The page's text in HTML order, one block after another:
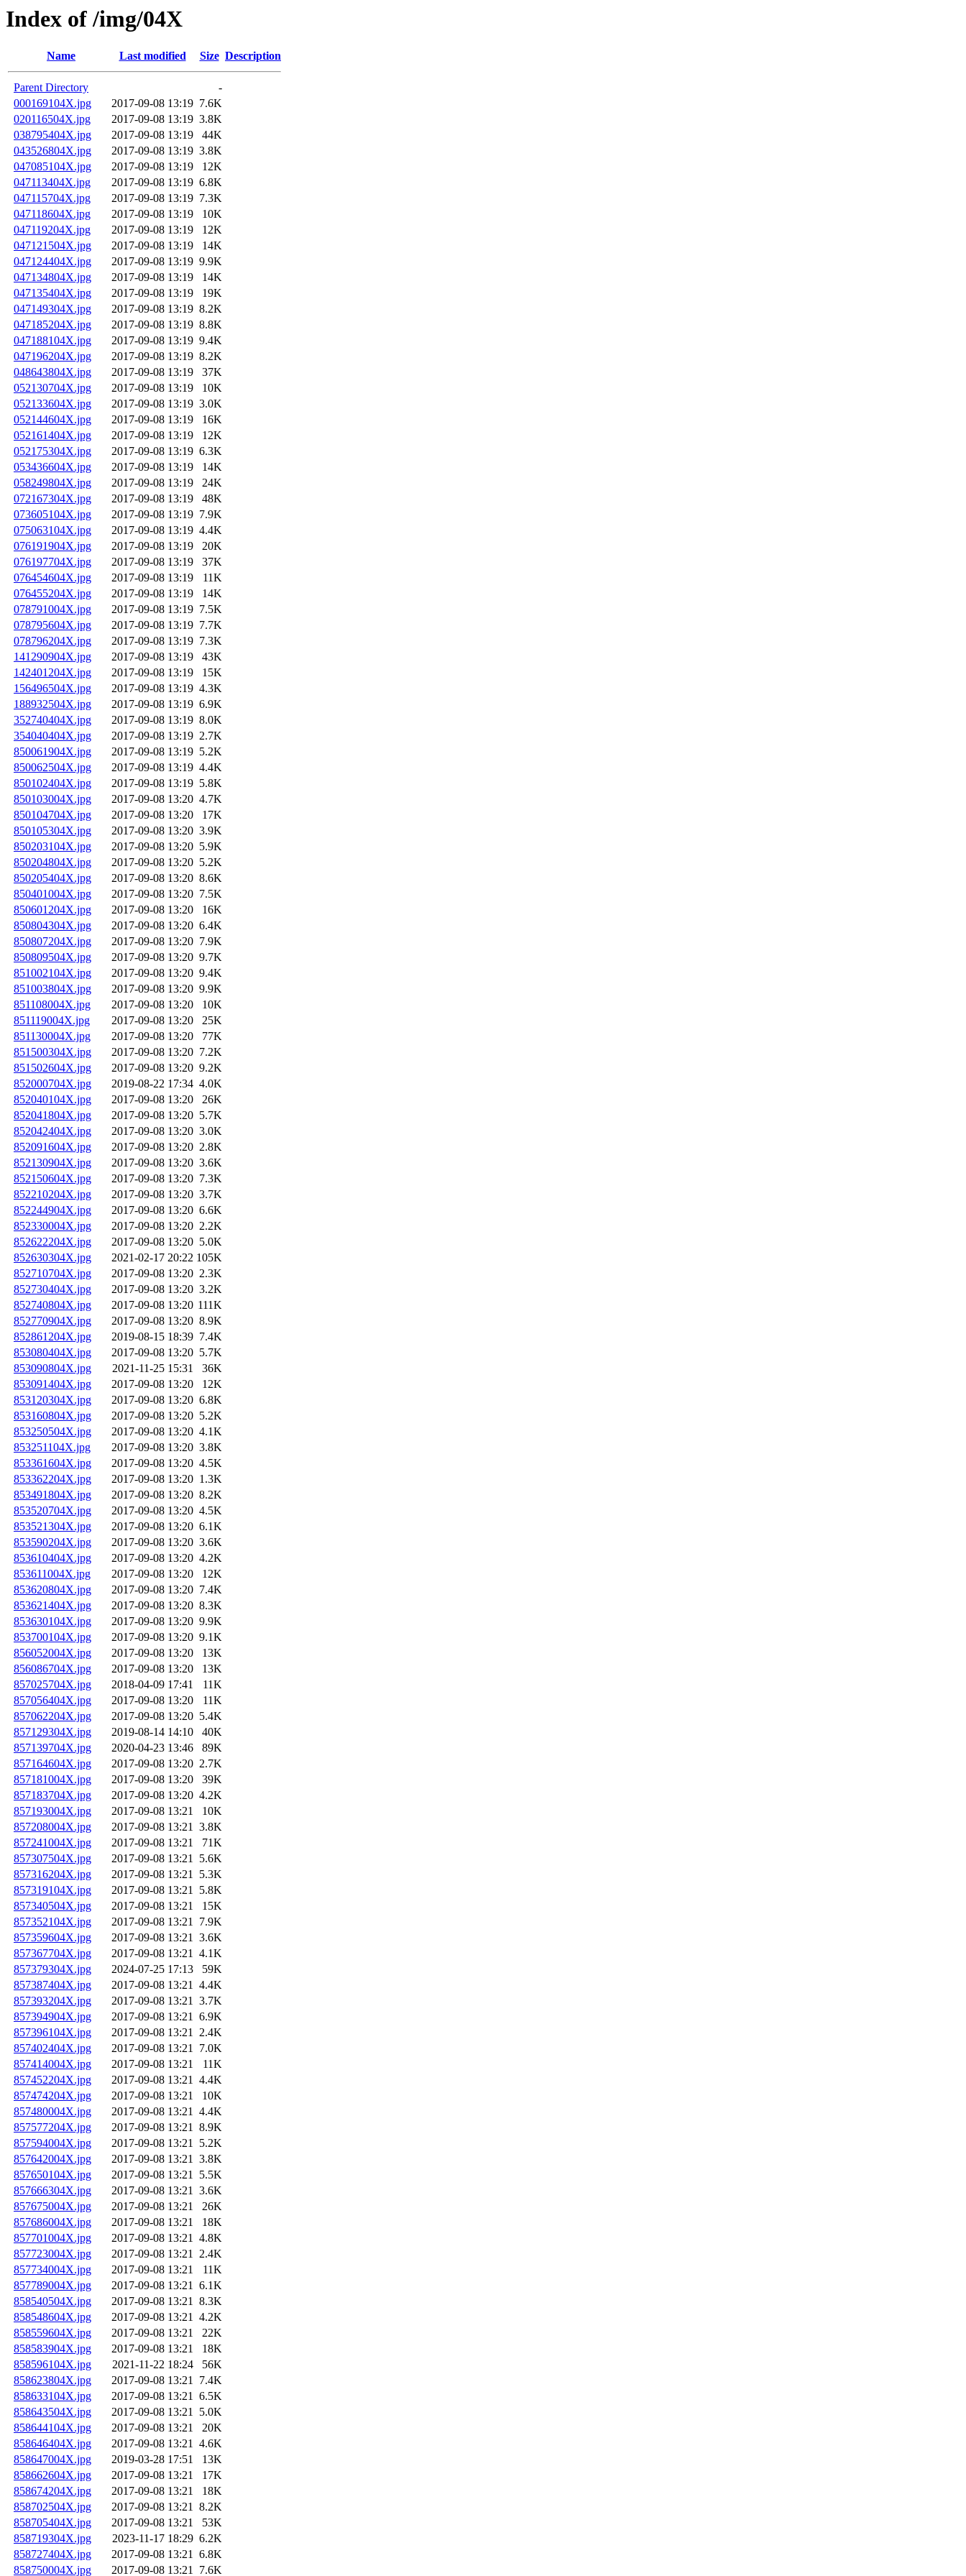
Index of /img/04X
Name Last modified Size Description
Parent Directory
-
000169104X.jpg
2017-09-08 13:19 7.6K
020116504X.jpg
2017-09-08 13:19 3.8K
038795404X.jpg
2017-09-08 13:19
44K
043526804X.jpg
2017-09-08 13:19 3.8K
047085104X.jpg
2017-09-08 13:19
12K
047113404X.jpg
2017-09-08 13:19 6.8K
047115704X.jpg
2017-09-08 13:19 7.3K
047118604X.jpg
2017-09-08 13:19
10K
047119204X.jpg
2017-09-08 13:19
12K
047121504X.jpg
2017-09-08 13:19
14K
047124404X.jpg
2017-09-08 13:19 9.9K
047134804X.jpg
2017-09-08 13:19
14K
047135404X.jpg
2017-09-08 13:19
19K
047149304X.jpg
2017-09-08 13:19 8.2K
047185204X.jpg
2017-09-08 13:19 8.8K
047188104X.jpg
2017-09-08 13:19 9.4K
047196204X.jpg
2017-09-08 13:19 8.2K
048643804X.jpg
2017-09-08 13:19
37K
052130704X.jpg
2017-09-08 13:19
10K
052133604X.jpg
2017-09-08 13:19 3.0K
052144604X.jpg
2017-09-08 13:19
16K
052161404X.jpg
2017-09-08 13:19
12K
052175304X.jpg
2017-09-08 13:19 6.3K
053436604X.jpg
2017-09-08 13:19
14K
058249804X.jpg
2017-09-08 13:19
24K
072167304X.jpg
2017-09-08 13:19
48K
073605104X.jpg
2017-09-08 13:19 7.9K
075063104X.jpg
2017-09-08 13:19 4.4K
076191904X.jpg
2017-09-08 13:19
20K
076197704X.jpg
2017-09-08 13:19
37K
076454604X.jpg
2017-09-08 13:19
11K
076455204X.jpg
2017-09-08 13:19
14K
078791004X.jpg
2017-09-08 13:19 7.5K
078795604X.jpg
2017-09-08 13:19 7.7K
078796204X.jpg
2017-09-08 13:19 7.3K
141290904X.jpg
2017-09-08 13:19
43K
142401204X.jpg
2017-09-08 13:19
15K
156496504X.jpg
2017-09-08 13:19 4.3K
188932504X.jpg
2017-09-08 13:19 6.9K
352740404X.jpg
2017-09-08 13:19 8.0K
354040404X.jpg
2017-09-08 13:19 2.7K
850061904X.jpg
2017-09-08 13:19 5.2K
850062504X.jpg
2017-09-08 13:19 4.4K
850102404X.jpg
2017-09-08 13:19 5.8K
850103004X.jpg
2017-09-08 13:20 4.7K
850104704X.jpg
2017-09-08 13:20
17K
850105304X.jpg
2017-09-08 13:20 3.9K
850203104X.jpg
2017-09-08 13:20 5.9K
850204804X.jpg
2017-09-08 13:20 5.2K
850205404X.jpg
2017-09-08 13:20 8.6K
850401004X.jpg
2017-09-08 13:20 7.5K
850601204X.jpg
2017-09-08 13:20
16K
850804304X.jpg
2017-09-08 13:20 6.4K
850807204X.jpg
2017-09-08 13:20 7.9K
850809504X.jpg
2017-09-08 13:20 9.7K
851002104X.jpg
2017-09-08 13:20 9.4K
851003804X.jpg
2017-09-08 13:20 9.9K
851108004X.jpg
2017-09-08 13:20
10K
851119004X.jpg
2017-09-08 13:20
25K
851130004X.jpg
2017-09-08 13:20
77K
851500304X.jpg
2017-09-08 13:20 7.2K
851502604X.jpg
2017-09-08 13:20 9.2K
852000704X.jpg
2019-08-22 17:34 4.0K
852040104X.jpg
2017-09-08 13:20
26K
852041804X.jpg
2017-09-08 13:20 5.7K
852042404X.jpg
2017-09-08 13:20 3.0K
852091604X.jpg
2017-09-08 13:20 2.8K
852130904X.jpg
2017-09-08 13:20 3.6K
852150604X.jpg
2017-09-08 13:20 7.3K
852210204X.jpg
2017-09-08 13:20 3.7K
852244904X.jpg
2017-09-08 13:20 6.6K
852330004X.jpg
2017-09-08 13:20 2.2K
852622204X.jpg
2017-09-08 13:20 5.0K
852630304X.jpg
2021-02-17 20:22 105K
852710704X.jpg
2017-09-08 13:20 2.3K
852730404X.jpg
2017-09-08 13:20 3.2K
852740804X.jpg
2017-09-08 13:20 111K
852770904X.jpg
2017-09-08 13:20 8.9K
852861204X.jpg
2019-08-15 18:39 7.4K
853080404X.jpg
2017-09-08 13:20 5.7K
853090804X.jpg
2021-11-25 15:31
36K
853091404X.jpg
2017-09-08 13:20
12K
853120304X.jpg
2017-09-08 13:20 6.8K
853160804X.jpg
2017-09-08 13:20 5.2K
853250504X.jpg
2017-09-08 13:20 4.1K
853251104X.jpg
2017-09-08 13:20 3.8K
853361604X.jpg
2017-09-08 13:20 4.5K
853362204X.jpg
2017-09-08 13:20 1.3K
853491804X.jpg
2017-09-08 13:20 8.2K
853520704X.jpg
2017-09-08 13:20 4.5K
853521304X.jpg
2017-09-08 13:20 6.1K
853590204X.jpg
2017-09-08 13:20 3.6K
853610404X.jpg
2017-09-08 13:20 4.2K
853611004X.jpg
2017-09-08 13:20
12K
853620804X.jpg
2017-09-08 13:20 7.4K
853621404X.jpg
2017-09-08 13:20 8.3K
853630104X.jpg
2017-09-08 13:20 9.9K
853700104X.jpg
2017-09-08 13:20 9.1K
856052004X.jpg
2017-09-08 13:20
13K
856086704X.jpg
2017-09-08 13:20
13K
857025704X.jpg
2018-04-09 17:41
11K
857056404X.jpg
2017-09-08 13:20
11K
857062204X.jpg
2017-09-08 13:20 5.4K
857129304X.jpg
2019-08-14 14:10
40K
857139704X.jpg
2020-04-23 13:46
89K
857164604X.jpg
2017-09-08 13:20 2.7K
857181004X.jpg
2017-09-08 13:20
39K
857183704X.jpg
2017-09-08 13:20 4.2K
857193004X.jpg
2017-09-08 13:21
10K
857208004X.jpg
2017-09-08 13:21 3.8K
857241004X.jpg
2017-09-08 13:21
71K
857307504X.jpg
2017-09-08 13:21 5.6K
857316204X.jpg
2017-09-08 13:21 5.3K
857319104X.jpg
2017-09-08 13:21 5.8K
857340504X.jpg
2017-09-08 13:21
15K
857352104X.jpg
2017-09-08 13:21 7.9K
857359604X.jpg
2017-09-08 13:21 3.6K
857367704X.jpg
2017-09-08 13:21 4.1K
857379304X.jpg
2024-07-25 17:13
59K
857387404X.jpg
2017-09-08 13:21 4.4K
857393204X.jpg
2017-09-08 13:21 3.7K
857394904X.jpg
2017-09-08 13:21 6.9K
857396104X.jpg
2017-09-08 13:21 2.4K
857402404X.jpg
2017-09-08 13:21 7.0K
857414004X.jpg
2017-09-08 13:21
11K
857452204X.jpg
2017-09-08 13:21 4.4K
857474204X.jpg
2017-09-08 13:21
10K
857480004X.jpg
2017-09-08 13:21 4.4K
857577204X.jpg
2017-09-08 13:21 8.9K
857594004X.jpg
2017-09-08 13:21 5.2K
857642004X.jpg
2017-09-08 13:21 3.8K
857650104X.jpg
2017-09-08 13:21 5.5K
857666304X.jpg
2017-09-08 13:21 3.6K
857675004X.jpg
2017-09-08 13:21
26K
857686004X.jpg
2017-09-08 13:21
18K
857701004X.jpg
2017-09-08 13:21 4.8K
857723004X.jpg
2017-09-08 13:21 2.4K
857734004X.jpg
2017-09-08 13:21
11K
857789004X.jpg
2017-09-08 13:21 6.1K
858540504X.jpg
2017-09-08 13:21 8.3K
858548604X.jpg
2017-09-08 13:21 4.2K
858559604X.jpg
2017-09-08 13:21
22K
858583904X.jpg
2017-09-08 13:21
18K
858596104X.jpg
2021-11-22 18:24
56K
858623804X.jpg
2017-09-08 13:21 7.4K
858633104X.jpg
2017-09-08 13:21 6.5K
858643504X.jpg
2017-09-08 13:21 5.0K
858644104X.jpg
2017-09-08 13:21
20K
858646404X.jpg
2017-09-08 13:21 4.6K
858647004X.jpg
2019-03-28 17:51
13K
858662604X.jpg
2017-09-08 13:21
17K
858674204X.jpg
2017-09-08 13:21
18K
858702504X.jpg
2017-09-08 13:21 8.2K
858705404X.jpg
2017-09-08 13:21
53K
858719304X.jpg
2023-11-17 18:29 6.2K
858727404X.jpg
2017-09-08 13:21 6.8K
858750004X.jpg
2017-09-08 13:21 7.6K